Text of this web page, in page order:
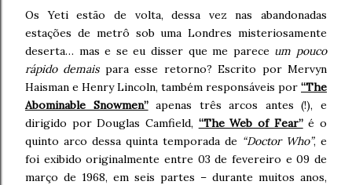
Os Yeti estão de volta, dessa vez nas abandonadas
estações de metrô sob uma Londres misteriosamente
deserta… mas e se eu disser que me parece um pouco
rápido demaispara esse retorno? Escrito por Mervyn
Haisman e Henry Lincoln, também responsáveis por “The
Abominable Snowmen”apenas três arcos antes (!), e
dirigido por Douglas Camfield, “The Web of Fear”é o
quinto arco dessa quinta temporada de “Doctor Who”, e
foi exibido originalmente entre 03 de fevereiro e 09 de
março de 1968, em seis partes – durante muitos anos,